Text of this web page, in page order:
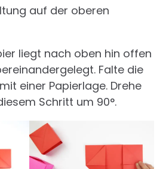
auf der oberen
liegt nach oben hin offen
Falte die
einer Papierlage. Drehe
Schritt um 90°.